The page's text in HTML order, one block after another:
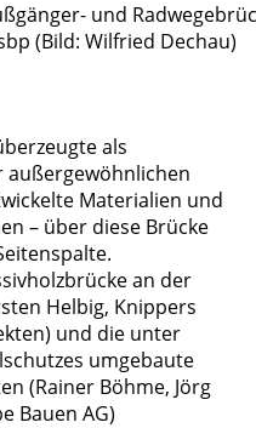
und
(Bild: Wilfried Dechau)
als
außergewöhnlichen
Materialien und
– über diese Brücke
an der
Helbig, Knippers
und die unter
umgebaute
(Rainer Böhme, Jörg
Bauen AG)